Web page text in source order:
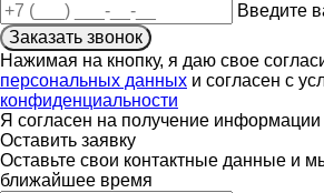
Введите
Заказать звонок
Нажимая на кнопку, я даю свое
персональных данных и согласен с
конфиденциальности
Я согласен на получение информации
Оставить заявку
Оставьте свои контактные данные и
ближайшее время